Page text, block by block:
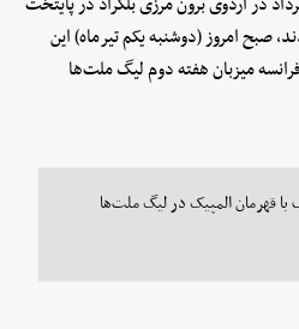
صبح امروز (دوشنبه یکم تیرماه) این
میزبان هفته دوم لیگ ملت‌ها
با قهرمان المپیک در لیگ ملت‌ها